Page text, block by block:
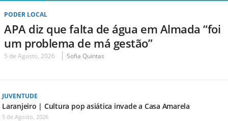
PODER LOCAL
APA diz que falta de água em Almada “foi
um problema de má gestão”
5 de Agosto, 2026 Sofia Quintas
JUVENTUDE
Laranjeiro | Cultura pop asiática invade a Casa Amarela
5 de Agosto, 2026